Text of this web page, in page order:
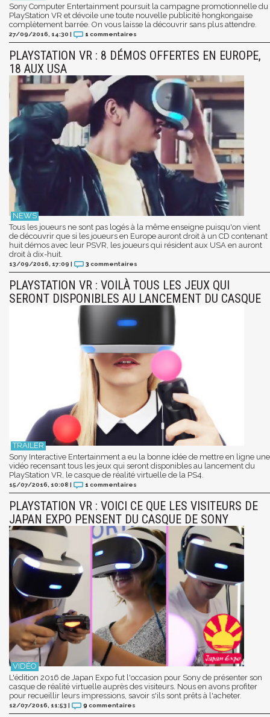
Sony Computer Entertainment poursuit la campagne promotionnelle du
PlayStation VR et dévoile une toute nouvelle publicité hongkongaise
complètement barrée. On vous laisse la découvrir sans plus attendre.
27/09/2016, 14:30 | 1 commentaires
PLAYSTATION VR : 8 DÉMOS OFFERTES EN EUROPE,
18 AUX USA
Tous les joueurs ne sont pas logés à la même enseigne puisqu'on vient
de découvrir que si les joueurs en Europe auront droit à un CD contenant
huit démos avec leur PSVR, les joueurs qui résident aux USA en auront
droit à dix-huit.
13/09/2016, 17:09 | 3 commentaires
PLAYSTATION VR : VOILÀ TOUS LES JEUX QUI
SERONT DISPONIBLES AU LANCEMENT DU CASQUE
Sony Interactive Entertainment a eu la bonne idée de mettre en ligne une
vidéo recensant tous les jeux qui seront disponibles au lancement du
PlayStation VR, le casque de réalité virtuelle de la PS4.
15/07/2016, 10:08 | 1 commentaires
PLAYSTATION VR : VOICI CE QUE LES VISITEURS DE
JAPAN EXPO PENSENT DU CASQUE DE SONY
L'édition 2016 de Japan Expo fut l'occasion pour Sony de présenter son
casque de réalité virtuelle auprès des visiteurs. Nous en avons profiter
pour recueillir leurs impressions, savoir s'ils sont prêts à l'acheter.
12/07/2016, 11:53 | 9 commentaires